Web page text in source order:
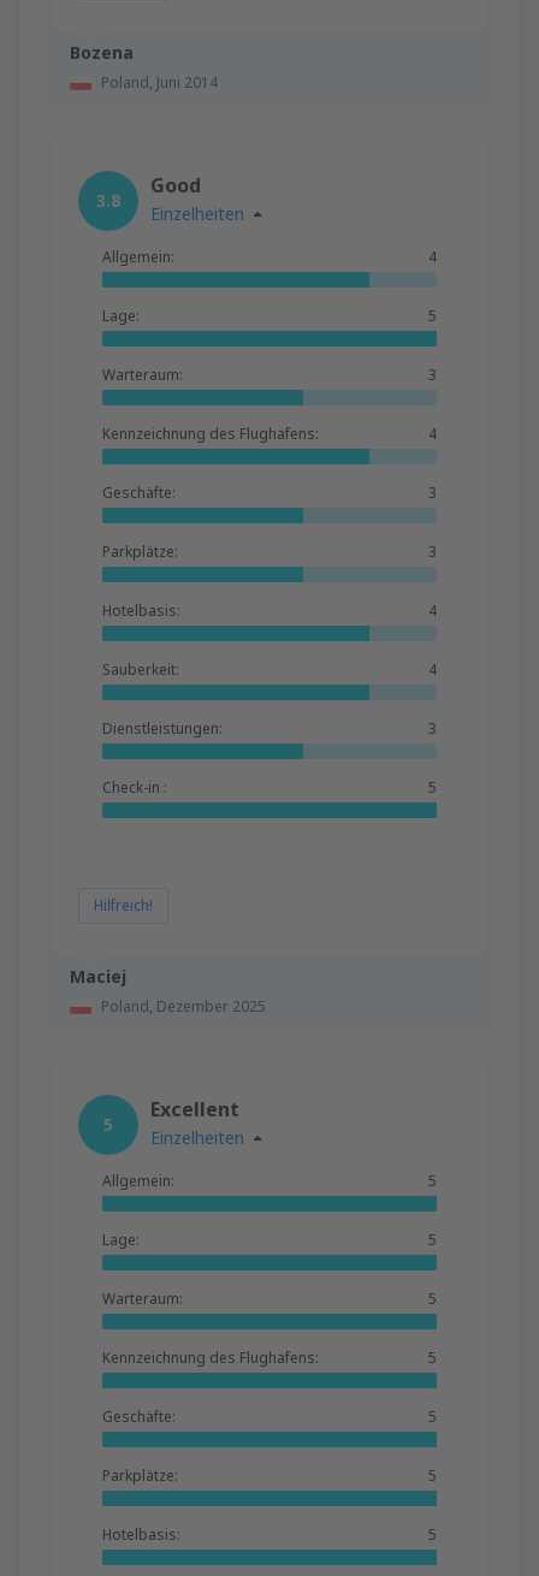
Bozena
Poland, Juni 2014
Maciej
Poland, Dezember 2025
3.8
Good
Einzelheiten
Allgemein: 4
Lage: 5
Warteraum: 3
Kennzeichnung des Flughafens: 4
Geschäfte: 3
Parkplätze: 3
Hotelbasis: 4
Sauberkeit: 4
Dienstleistungen: 3
Check-in : 5
Hilfreich!
5
Excellent
Einzelheiten
Allgemein: 5
Lage: 5
Warteraum: 5
Kennzeichnung des Flughafens: 5
Geschäfte: 5
Parkplätze: 5
Hotelbasis: 5